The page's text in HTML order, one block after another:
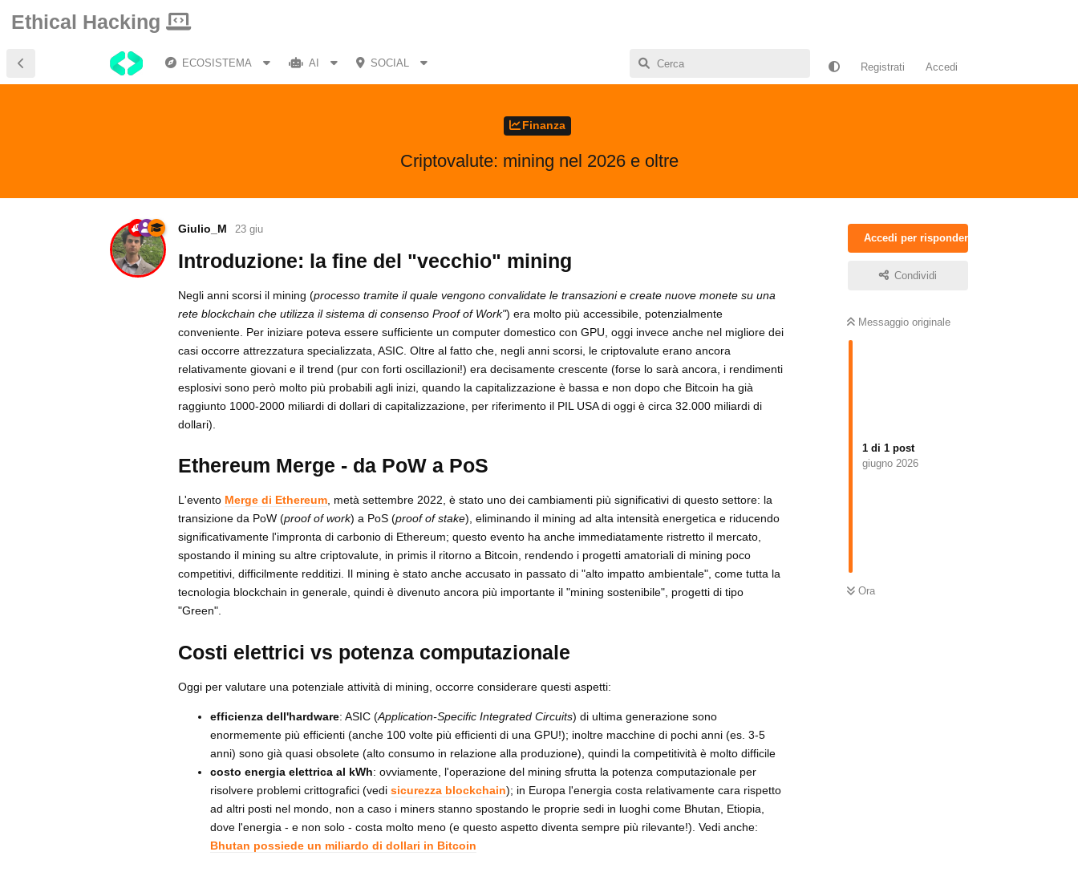
Ethical Hacking
ECOSISTEMA AI SOCIAL Registrati Accedi
Finanza
Criptovalute: mining nel 2026 e oltre
Accedi per rispondere
Condividi
Messaggio originale
1 di 1 post
giugno 2026
Ora
Giulio_M 23 giu
Introduzione: la fine del "vecchio" mining
Negli anni scorsi il mining (processo tramite il quale vengono convalidate le transazioni e create nuove monete su una
rete blockchain che utilizza il sistema di consenso Proof of Work") era molto più accessibile, potenzialmente
conveniente. Per iniziare poteva essere sufficiente un computer domestico con GPU, oggi invece anche nel migliore dei
casi occorre attrezzatura specializzata, ASIC. Oltre al fatto che, negli anni scorsi, le criptovalute erano ancora
relativamente giovani e il trend (pur con forti oscillazioni!) era decisamente crescente (forse lo sarà ancora, i rendimenti
esplosivi sono però molto più probabili agli inizi, quando la capitalizzazione è bassa e non dopo che Bitcoin ha già
raggiunto 1000-2000 miliardi di dollari di capitalizzazione, per riferimento il PIL USA di oggi è circa 32.000 miliardi di
dollari).
Ethereum Merge - da PoW a PoS
L'evento Merge di Ethereum, metà settembre 2022, è stato uno dei cambiamenti più significativi di questo settore: la
transizione da PoW (proof of work) a PoS (proof of stake), eliminando il mining ad alta intensità energetica e riducendo
significativamente l'impronta di carbonio di Ethereum; questo evento ha anche immediatamente ristretto il mercato,
spostando il mining su altre criptovalute, in primis il ritorno a Bitcoin, rendendo i progetti amatoriali di mining poco
competitivi, difficilmente redditizi. Il mining è stato anche accusato in passato di "alto impatto ambientale", come tutta la
tecnologia blockchain in generale, quindi è divenuto ancora più importante il "mining sostenibile", progetti di tipo
"Green".
Costi elettrici vs potenza computazionale
Oggi per valutare una potenziale attività di mining, occorre considerare questi aspetti:
efficienza dell'hardware: ASIC (Application-Specific Integrated Circuits) di ultima generazione sono
enormemente più efficienti (anche 100 volte più efficienti di una GPU!); inoltre macchine di pochi anni (es. 3-5
anni) sono già quasi obsolete (alto consumo in relazione alla produzione), quindi la competitività è molto difficile
costo energia elettrica al kWh: ovviamente, l'operazione del mining sfrutta la potenza computazionale per
risolvere problemi crittografici (vedi sicurezza blockchain); in Europa l'energia costa relativamente cara rispetto
ad altri posti nel mondo, non a caso i miners stanno spostando le proprie sedi in luoghi come Bhutan, Etiopia,
dove l'energia - e non solo - costa molto meno (e questo aspetto diventa sempre più rilevante!). Vedi anche:
Bhutan possiede un miliardo di dollari in Bitcoin